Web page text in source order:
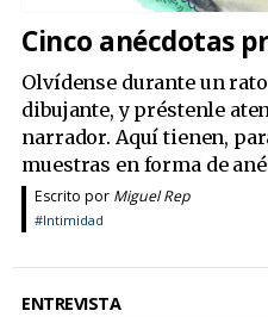
Cinco anécdotas
Olvídense durante un
dibujante, y préstenle
narrador. Aquí tienen,
muestras en forma de
Escrito por Miguel Rep
#Intimidad
ENTREVISTA